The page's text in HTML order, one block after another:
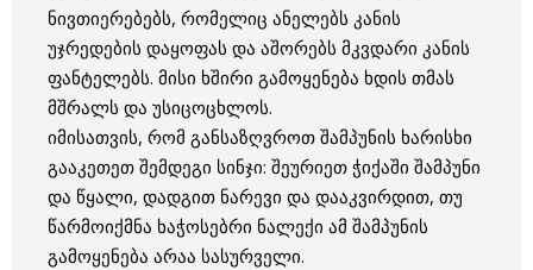
ნივთიერებებს, რომელიც ანელებს კანის
უჯრედების დაყოფას და აშორებს მკვდარი კანის
ფანტელებს. მისი ხშირი გამოყენება ხდის თმას
მშრალს და უსიცოცხლოს.
იმისათვის, რომ განსაზღვროთ შამპუნის ხარისხი
გააკეთეთ შემდეგი სინჯი: შეურიეთ ჭიქაში შამპუნი
და წყალი, დადგით ნარევი და დააკვირდით, თუ
წარმოიქმნა ხაჭოსებრი ნალექი ამ შამპუნის
გამოყენება არაა სასურველი.